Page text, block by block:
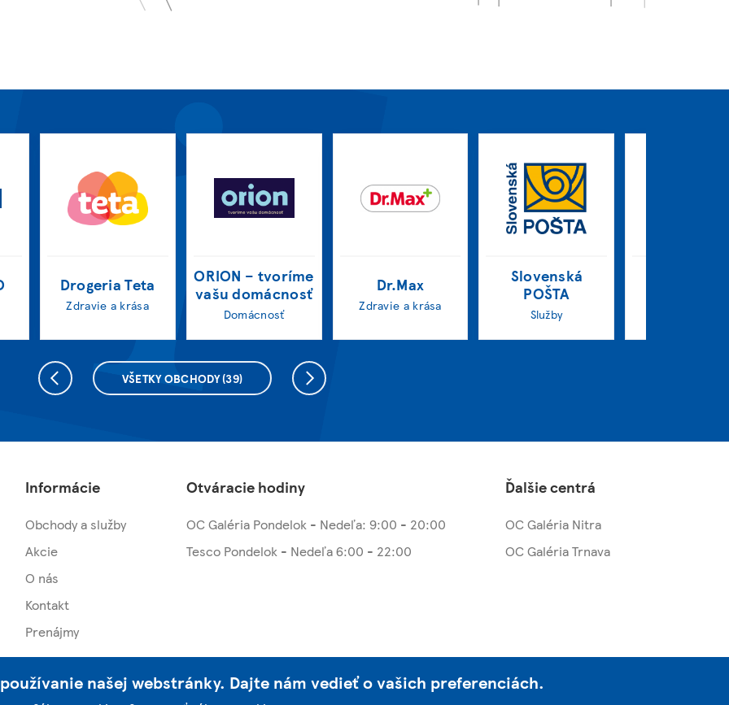
Drogeria Teta
Zdravie a krása
ORION – tvoríme
vašu domácnosť
Domácnosť
Dr.Max
Zdravie a krása
Slovenská
POŠTA
Služby
VŠETKY OBCHODY(39)
Informácie
Obchody a služby
Akcie
O nás
Kontakt
Prenájmy
Otváracie hodiny
OC Galéria Pondelok - Nedeľa: 9:00 - 20:00
Tesco Pondelok - Nedeľa 6:00 - 22:00
Ďalšie centrá
OC Galéria Nitra
OC Galéria Trnava
našej webstránky. Dajte nám vedieť o vašich preferenciách.